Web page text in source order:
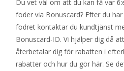
Du vet väl om att du kan få var
foder via Bonuscard? Efter du
fodret kontaktar du kundtjänst
Bonuscard-ID. Vi hjälper dig då
återbetalar dig för rabatten i
rabatter och hur du gör här. Se